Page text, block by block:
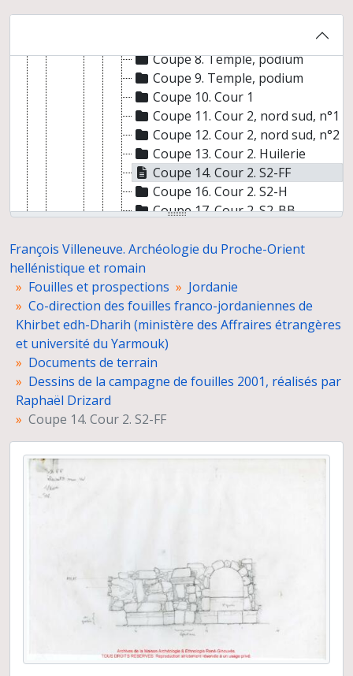
Coupe 7. Temple, longitudinale 2
Coupe 8. Temple, podium
Coupe 9. Temple, podium
Coupe 10. Cour 1
Coupe 11. Cour 2, nord sud, n°1
Coupe 12. Cour 2, nord sud, n°2
Coupe 13. Cour 2. Huilerie
Coupe 14. Cour 2. S2-FF
Coupe 16. Cour 2. S2-H
Coupe 17. Cour 2. S2-BB
Coupe 19. Cour 2. S2-EE à LL
Coupe 21. Fondation rectangulaire transversale n°1
Coupe 22. Fondation rectangulaire transversale n°2
Coupe 23. Fondation rectangulaire profil
Coupe 24. Maison VI
Blocs d'architecture
Perspectives. Vues générales du paysage
Perspective, sanctuaire
Vue cavalière du site du sanctuaire vers la fin de la campagne de fouilles 1992
Rapports techniques
François Villeneuve. Archéologie du Proche-Orient
hellénistique et romain
Fouilles et prospections
Jordanie
Co-direction des fouilles franco-jordaniennes de
Khirbet edh-Dharih (ministère des Affraires étrangères
et université du Yarmouk)
Documents de terrain
Dessins de la campagne de fouilles 2001, réalisés par
Raphaël Drizard
Coupe 14. Cour 2. S2-FF